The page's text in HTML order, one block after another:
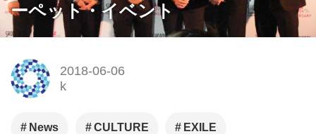
ーペット・イベント
2018-06-06
k
News CULTURE EXILE